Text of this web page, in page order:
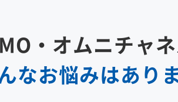
・オムニチャ
なお悩みはあり